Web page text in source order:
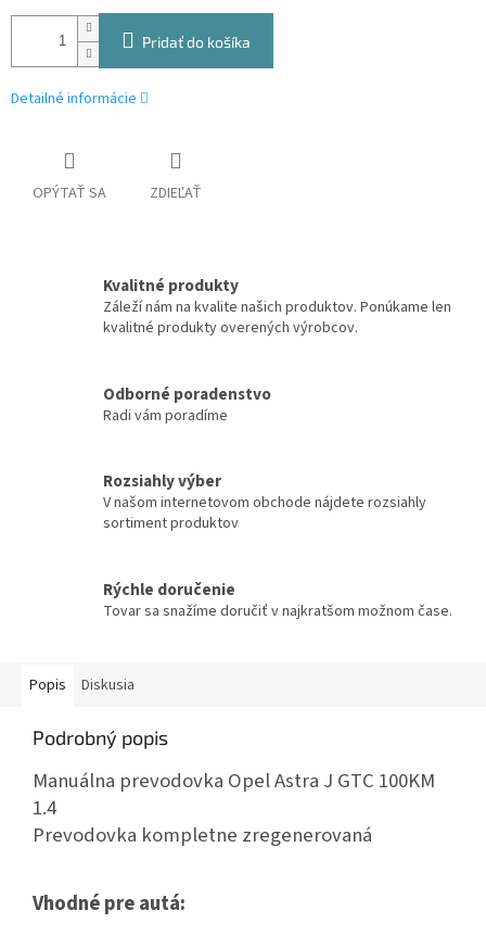
Pridať do košíka
Detailné informácie
OPÝTAŤ SA ZDIEĽAŤ
Kvalitné produkty
Záleží nám na kvalite našich produktov. Ponúkame len
kvalitné produkty overených výrobcov.
Odborné poradenstvo
Radi vám poradíme
Rozsiahly výber
V našom internetovom obchode nájdete rozsiahly
sortiment produktov
Rýchle doručenie
Tovar sa snažíme doručiť v najkratšom možnom čase.
Popis Diskusia
Podrobný popis
Manuálna prevodovka Opel Astra J GTC 100KM
1.4
Prevodovka kompletne zregenerovaná
Vhodné pre autá: